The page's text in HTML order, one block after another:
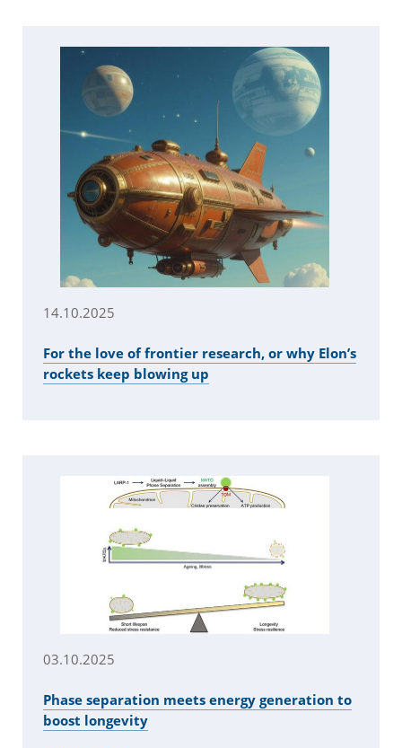
14.10.2025
For the love of frontier research, or why Elon’s
rockets keep blowing up
03.10.2025
Phase separation meets energy generation to
boost longevity